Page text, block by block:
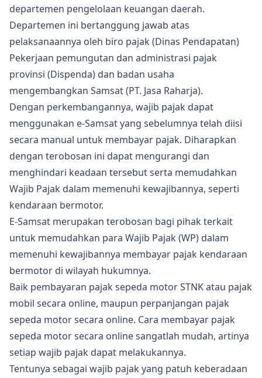
departemen pengelolaan keuangan daerah.
Departemen ini bertanggung jawab atas
pelaksanaannya oleh biro pajak (Dinas Pendapatan)
Pekerjaan pemungutan dan administrasi pajak
provinsi (Dispenda) dan badan usaha
mengembangkan Samsat (PT. Jasa Raharja).
Dengan perkembangannya, wajib pajak dapat
menggunakan e-Samsat yang sebelumnya telah diisi
secara manual untuk membayar pajak. Diharapkan
dengan terobosan ini dapat mengurangi dan
menghindari keadaan tersebut serta memudahkan
Wajib Pajak dalam memenuhi kewajibannya, seperti
kendaraan bermotor.
E-Samsat merupakan terobosan bagi pihak terkait
untuk memudahkan para Wajib Pajak (WP) dalam
memenuhi kewajibannya membayar pajak kendaraan
bermotor di wilayah hukumnya.
Baik pembayaran pajak sepeda motor STNK atau pajak
mobil secara online, maupun perpanjangan pajak
sepeda motor secara online. Cara membayar pajak
sepeda motor secara online sangatlah mudah, artinya
setiap wajib pajak dapat melakukannya.
Tentunya sebagai wajib pajak yang patuh keberadaan